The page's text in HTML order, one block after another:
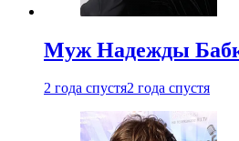
Муж Надежды
2 года спустя2 года спустя